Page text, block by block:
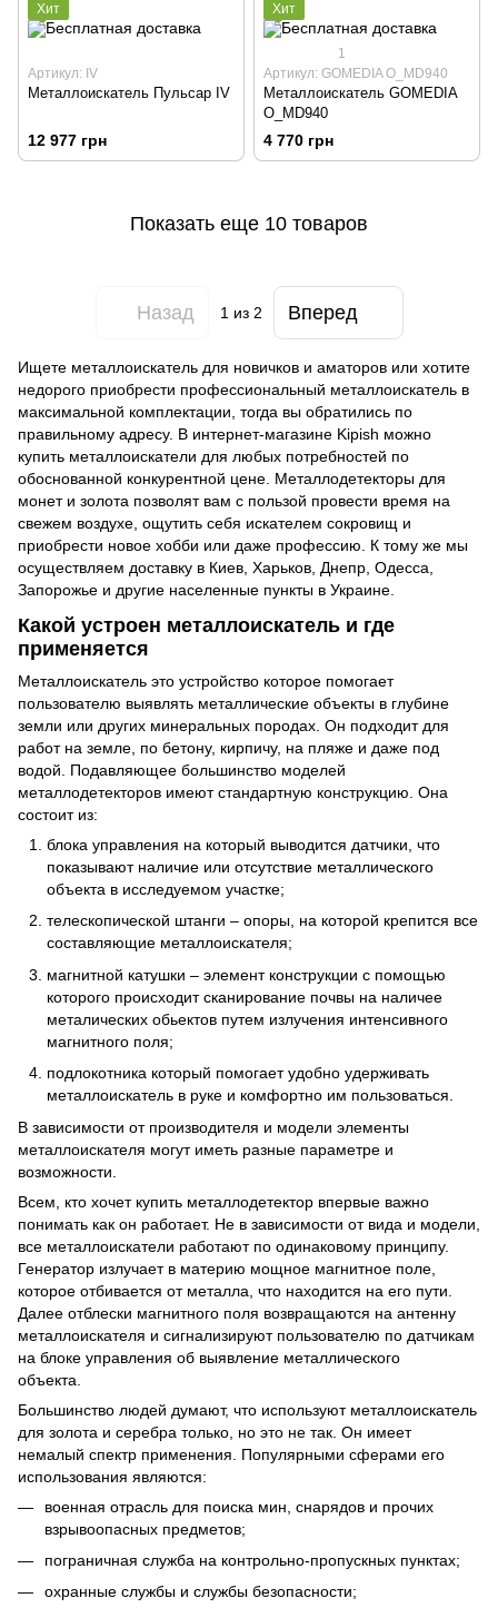
Хит
Артикул: IV
Металлоискатель Пульсар IV
12 977 грн
Хит
1
Артикул: GOMEDIA O_MD940
Металлоискатель GOMEDIA
O_MD940
4 770 грн
Показать еще 10 товаров
Назад 1из 2 Вперед
Ищете металлоискатель для новичков и аматоров или хотите
недорого приобрести профессиональный металлоискатель в
максимальной комплектации, тогда вы обратились по
правильному адресу. В интернет-магазине Kipish можно
купить металлоискатели для любых потребностей по
обоснованной конкурентной цене. Металлодетекторы для
монет и золота позволят вам с пользой провести время на
свежем воздухе, ощутить себя искателем сокровищ и
приобрести новое хобби или даже профессию. К тому же мы
осуществляем доставку в Киев, Харьков, Днепр, Одесса,
Запорожье и другие населенные пункты в Украине.
Какой устроен металлоискатель и где
применяется
Металлоискатель это устройство которое помогает
пользователю выявлять металлические объекты в глубине
земли или других минеральных породах. Он подходит для
работ на земле, по бетону, кирпичу, на пляже и даже под
водой. Подавляющее большинство моделей
металлодетекторов имеют стандартную конструкцию. Она
состоит из:
блока управления на который выводится датчики, что
показывают наличие или отсутствие металлического
объекта в исследуемом участке;
телескопической штанги – опоры, на которой крепится все
составляющие металлоискателя;
магнитной катушки – элемент конструкции с помощью
которого происходит сканирование почвы на наличее
металических обьектов путем излучения интенсивного
магнитного поля;
подлокотника который помогает удобно удерживать
металлоискатель в руке и комфортно им пользоваться.
В зависимости от производителя и модели элементы
металлоискателя могут иметь разные параметре и
возможности.
Всем, кто хочет купить металлодетектор впервые важно
понимать как он работает. Не в зависимости от вида и модели,
все металлоискатели работают по одинаковому принципу.
Генератор излучает в материю мощное магнитное поле,
которое отбивается от металла, что находится на его пути.
Далее отблески магнитного поля возвращаются на антенну
металлоискателя и сигнализируют пользователю по датчикам
на блоке управления об выявление металлического
объекта.
Большинство людей думают, что используют металлоискатель
для золота и серебра только, но это не так. Он имеет
немалый спектр применения. Популярными сферами его
использования являются:
военная отрасль для поиска мин, снарядов и прочих
взрывоопасных предметов;
пограничная служба на контрольно-пропускных пунктах;
охранные службы и службы безопасности;